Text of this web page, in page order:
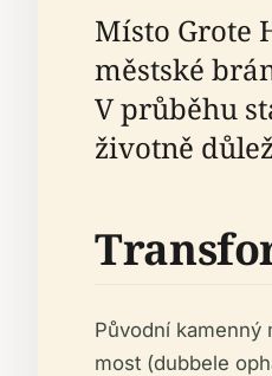
Místo Grote
městské
V průběhu
životně
Původní kamenný
most (dubbele